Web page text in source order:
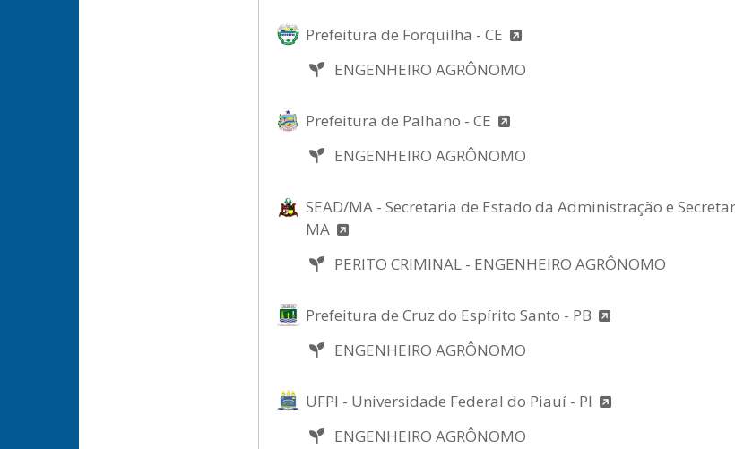
Prefeitura de Forquilha - CE
ENGENHEIRO AGRÔNOMO
Prefeitura de Palhano - CE
ENGENHEIRO AGRÔNOMO
SEAD/MA - Secretaria de Estado da Administração e
MA
PERITO CRIMINAL - ENGENHEIRO AGRÔNOMO
Prefeitura de Cruz do Espírito Santo - PB
ENGENHEIRO AGRÔNOMO
UFPI - Universidade Federal do Piauí - PI
ENGENHEIRO AGRÔNOMO